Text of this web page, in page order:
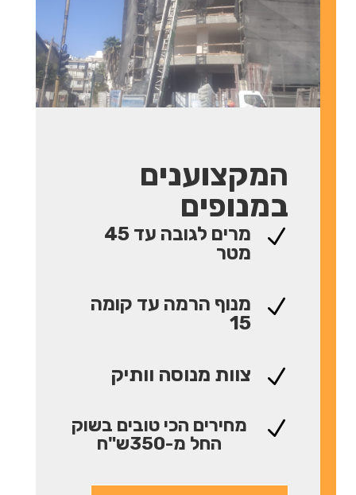
המקצוענים
במנופים
N
מרים לגובה עד 45
מטר
N
מנוף הרמה עד קומה
15
N צוות מנוסה וותיק
N
מחירים הכי טובים בשוק
החל מ-350ש"ח